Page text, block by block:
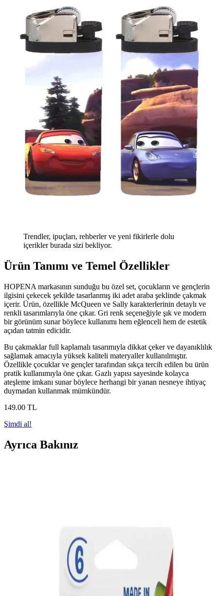
Trendler, ipuçları, rehberler ve yeni fikirlerle dolu
içerikler burada sizi bekliyor.
Ürün Tanımı ve Temel Özellikler
HOPENA markasının sunduğu bu özel set, çocukların ve gençlerin
ilgisini çekecek şekilde tasarlanmış iki adet araba şeklinde çakmak
içerir. Ürün, özellikle McQueen ve Sally karakterlerinin detaylı ve
renkli tasarımlarıyla öne çıkar. Gri renk seçeneğiyle şık ve modern
bir görünüm sunar böylece kullanımı hem eğlenceli hem de estetik
açıdan tatmin edicidir.
Bu çakmaklar full kaplamalı tasarımıyla dikkat çeker ve dayanıklılık
sağlamak amacıyla yüksek kaliteli materyaller kullanılmıştır.
Özellikle çocuklar ve gençler tarafından sıkça tercih edilen bu ürün
pratik kullanımıyla öne çıkar. Gazlı yapısı sayesinde kolayca
ateşleme imkanı sunar böylece herhangi bir yanan nesneye ihtiyaç
duymadan kullanmak mümkündür.
149.00 TL
Şimdi al!
Ayrıca Bakınız
Midilife Lifebed Cotton Yaylı Yatak 65x95 cm doğal
malzeme ve ergonomik tasarım ile sağlıklı uyku